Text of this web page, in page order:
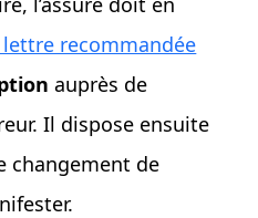
recommandée
auprès de
Il dispose ensuite
changement de